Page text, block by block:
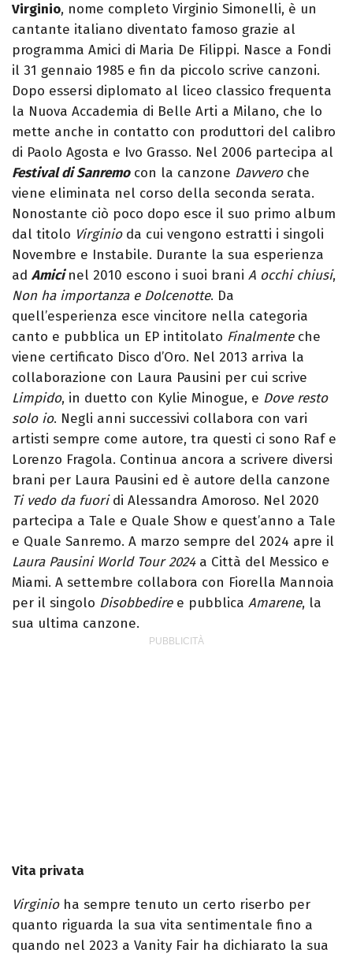
Virginio, nome completo Virginio Simonelli, è un
cantante italiano diventato famoso grazie al
programma Amici di Maria De Filippi. Nasce a Fondi
il 31 gennaio 1985 e fin da piccolo scrive canzoni.
Dopo essersi diplomato al liceo classico frequenta
la Nuova Accademia di Belle Arti a Milano, che lo
mette anche in contatto con produttori del calibro
di Paolo Agosta e Ivo Grasso. Nel 2006 partecipa al
Festival di Sanremocon la canzone Davveroche
viene eliminata nel corso della seconda serata.
Nonostante ciò poco dopo esce il suo primo album
dal titolo Virginioda cui vengono estratti i singoli
Novembre e Instabile. Durante la sua esperienza
ad Amici nel 2010 escono i suoi brani A occhi chiusi,
Non ha importanza e Dolcenotte. Da
quell’esperienza esce vincitore nella categoria
canto e pubblica un EP intitolato Finalmenteche
viene certificato Disco d’Oro. Nel 2013 arriva la
collaborazione con Laura Pausini per cui scrive
Limpido, in duetto con Kylie Minogue, e Dove resto
solo io. Negli anni successivi collabora con vari
artisti sempre come autore, tra questi ci sono Raf e
Lorenzo Fragola. Continua ancora a scrivere diversi
brani per Laura Pausini ed è autore della canzone
Ti vedo da fuoridi Alessandra Amoroso. Nel 2020
partecipa a Tale e Quale Show e quest’anno a Tale
e Quale Sanremo. A marzo sempre del 2024 apre il
Laura Pausini World Tour 2024a Città del Messico e
Miami. A settembre collabora con Fiorella Mannoia
per il singolo Disobbediree pubblica Amarene, la
sua ultima canzone.
Vita privata
Virginioha sempre tenuto un certo riserbo per
quanto riguarda la sua vita sentimentale fino a
quando nel 2023 a Vanity Fair ha dichiarato la sua